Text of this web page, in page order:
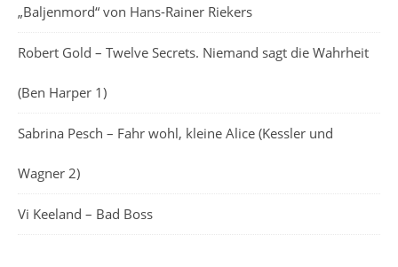
„Baljenmord“ von Hans-Rainer Riekers
Robert Gold – Twelve Secrets. Niemand sagt die Wahrheit
(Ben Harper 1)
Sabrina Pesch – Fahr wohl, kleine Alice (Kessler und
Wagner 2)
Vi Keeland – Bad Boss